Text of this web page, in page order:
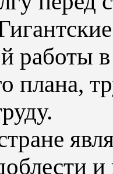
работы
плана,